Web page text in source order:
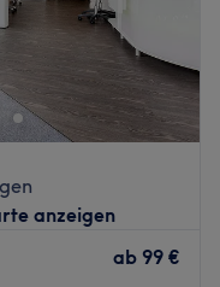
anzeigen
ab 99 €